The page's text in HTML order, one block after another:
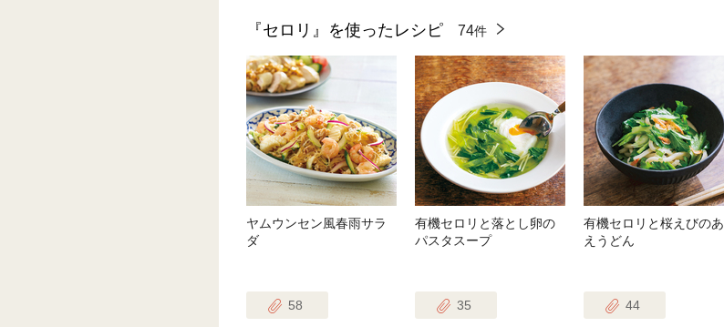
『セロリ』を使ったレシピ 74件
ヤムウンセン風春雨サラ
ダ
58
有機セロリと落とし卵の
パスタスープ
35
有機セロリと桜えびのあ
えうどん
44